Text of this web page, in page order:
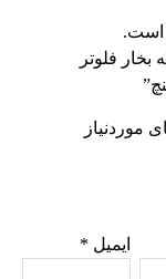
است.
فلوتر
موردنیاز
ایمیل *